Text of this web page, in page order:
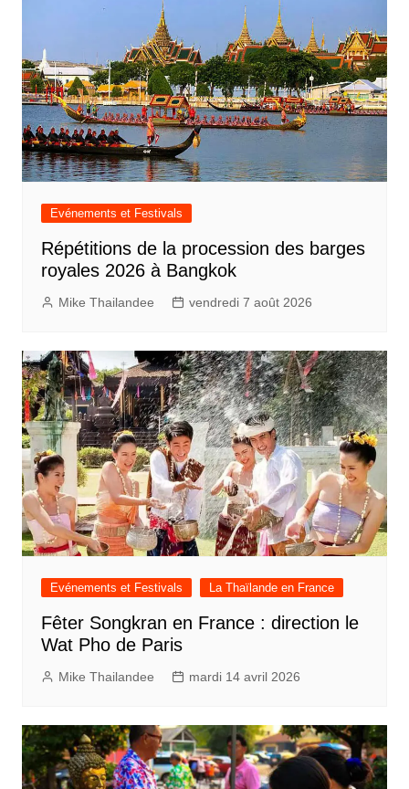
Evénements et Festivals
Répétitions de la procession des barges
royales 2026 à Bangkok
Mike Thailandee vendredi 7 août 2026
Evénements et Festivals La Thaïlande en France
Fêter Songkran en France : direction le
Wat Pho de Paris
Mike Thailandee mardi 14 avril 2026